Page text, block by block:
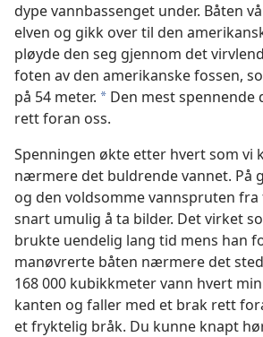
dype vannbassenget under. Båten
elven og gikk over til den
pløyde den seg gjennom det
foten av den amerikanske fossen,
på 54 meter. * Den mest spennende
rett foran oss.
Spenningen økte etter hvert som vi
nærmere det buldrende vannet. På
og den voldsomme vannspruten fra
snart umulig å ta bilder. Det virket
brukte uendelig lang tid mens han
manøvrerte båten nærmere det
168 000 kubikkmeter vann hvert
kanten og faller med et brak rett
et fryktelig bråk. Du kunne knapt